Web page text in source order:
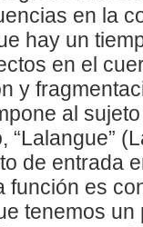
en la
hay un
en el
y
al
“Lalangue”
de entrada
función es
tenemos